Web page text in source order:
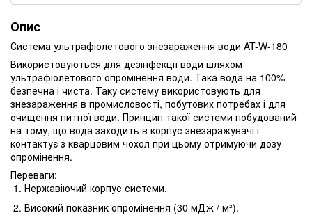
Опис
Система ультрафіолетового знезараження води AT-W-180
Використовуються для дезінфекції води шляхом
ультрафіолетового опромінення води. Така вода на 100%
безпечна і чиста. Таку систему використовують для
знезараження в промисловості, побутових потребах і для
очищення питної води. Принцип такої системи побудований
на тому, що вода заходить в корпус знезаражувачі і
контактує з кварцовим чохол при цьому отримуючи дозу
опромінення.
Переваги:
Нержавіючий корпус системи.
Високий показник опромінення (30 мДж / м²).